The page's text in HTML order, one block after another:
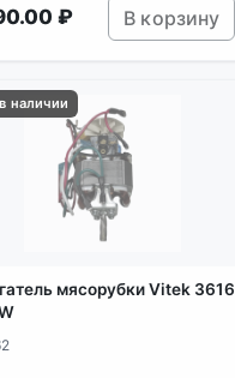
₽ В корзину
наличии
мясорубки Vitek 3616